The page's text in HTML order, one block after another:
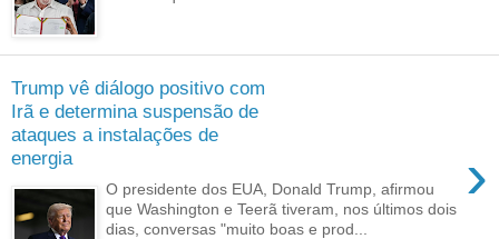
Trump vê diálogo positivo com
Irã e determina suspensão de
ataques a instalações de
energia
›
O presidente dos EUA, Donald Trump, afirmou
que Washington e Teerã tiveram, nos últimos dois
dias, conversas "muito boas e prod...